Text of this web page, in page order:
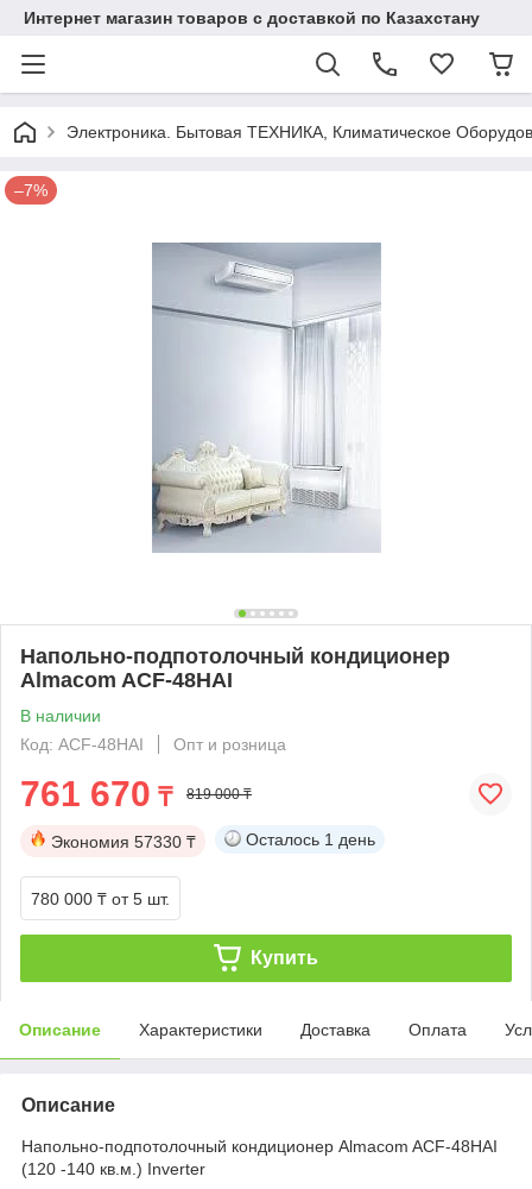
Интернет магазин товаров с доставкой по Казахстану
Электроника. Бытовая ТЕХНИКА, Климатическое
–7%
Напольно-подпотолочный кондиционер
Almacom ACF-48HAI
В наличии
Код: ACF-48HAI
Опт и розница
761 670 ₸ 819 000 ₸
Экономия 57330 ₸ Осталось 1 день
780 000 ₸ от 5 шт.
Купить
Описание Характеристики Доставка Оплата
Описание
Напольно-подпотолочный кондиционер Almacom ACF-48HAI
(120 -140 кв.м.) Inverter